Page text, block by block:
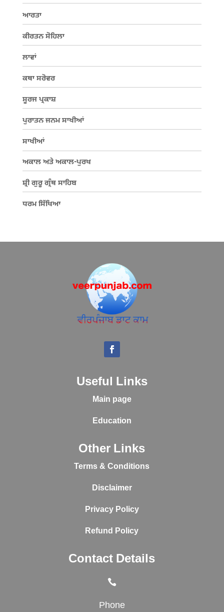
ਆਰਤਾ
ਕੀਰਤਨ ਸੋਹਿਲਾ
ਲਾਵਾਂ
ਕਥਾ ਸਰੋਵਰ
ਸੂਰਜ ਪ੍ਰਕਾਸ਼
ਪੁਰਾਤਨ ਜਨਮ ਸਾਖੀਆਂ
ਸਾਖੀਆਂ
ਅਕਾਲ ਅਤੇ ਅਕਾਲ-ਪੁਰਖ
ਸ਼੍ਰੀ ਗੁਰੂ ਗ੍ਰੰਥ ਸਾਹਿਬ
ਧਰਮ ਸਿੱਖਿਆ
Useful Links
Main page
Education
Other Links
Terms & Conditions
Disclaimer
Privacy Policy
Refund Policy
Contact Details

Phone